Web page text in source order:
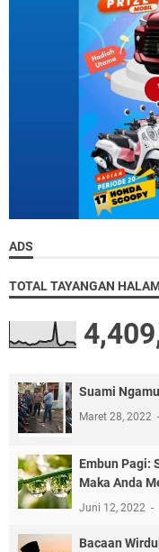
ADS
TOTAL TAYANGAN
Suami
Maret 28, 2022
Embun Pagi:
Maka Anda
Juni 12, 2022
Bacaan